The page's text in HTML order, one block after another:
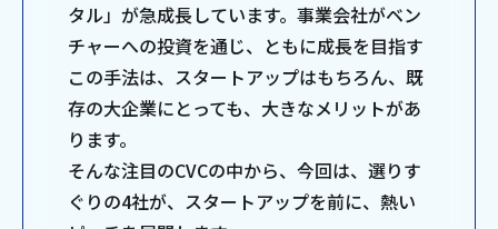
タル」が急成長しています。事業会社がベン
チャーへの投資を通じ、ともに成長を目指す
この手法は、スタートアップはもちろん、既
存の大企業にとっても、大きなメリットがあ
ります。
そんな注目のCVCの中から、今回は、選りす
ぐりの4社が、スタートアップを前に、熱い